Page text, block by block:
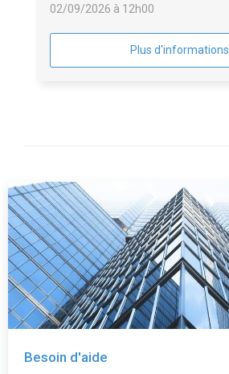
02/09/2026 à 12h00
Plus d'informations
Besoin d'aide